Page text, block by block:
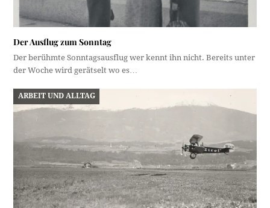
Der Ausflug zum Sonntag
Der berühmte Sonntagsausflug wer kennt ihn nicht. Bereits unter
der Woche wird gerätselt wo es…
ARBEIT UND ALLTAG